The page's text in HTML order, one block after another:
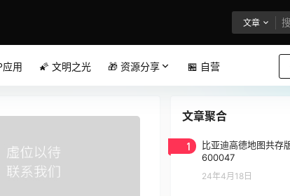
文章
应用 🌠 文明之光 🎁 资源分享 🏪 自营
文章聚合
1
比亚迪高德地图共存
600047
24年4月18日